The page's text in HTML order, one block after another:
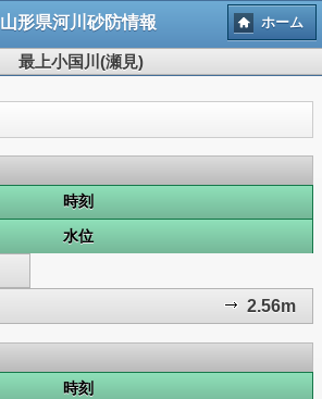
山形県河川砂防情報 ホーム
最上小国川(瀬見)
時刻
水位
2.56m
時刻